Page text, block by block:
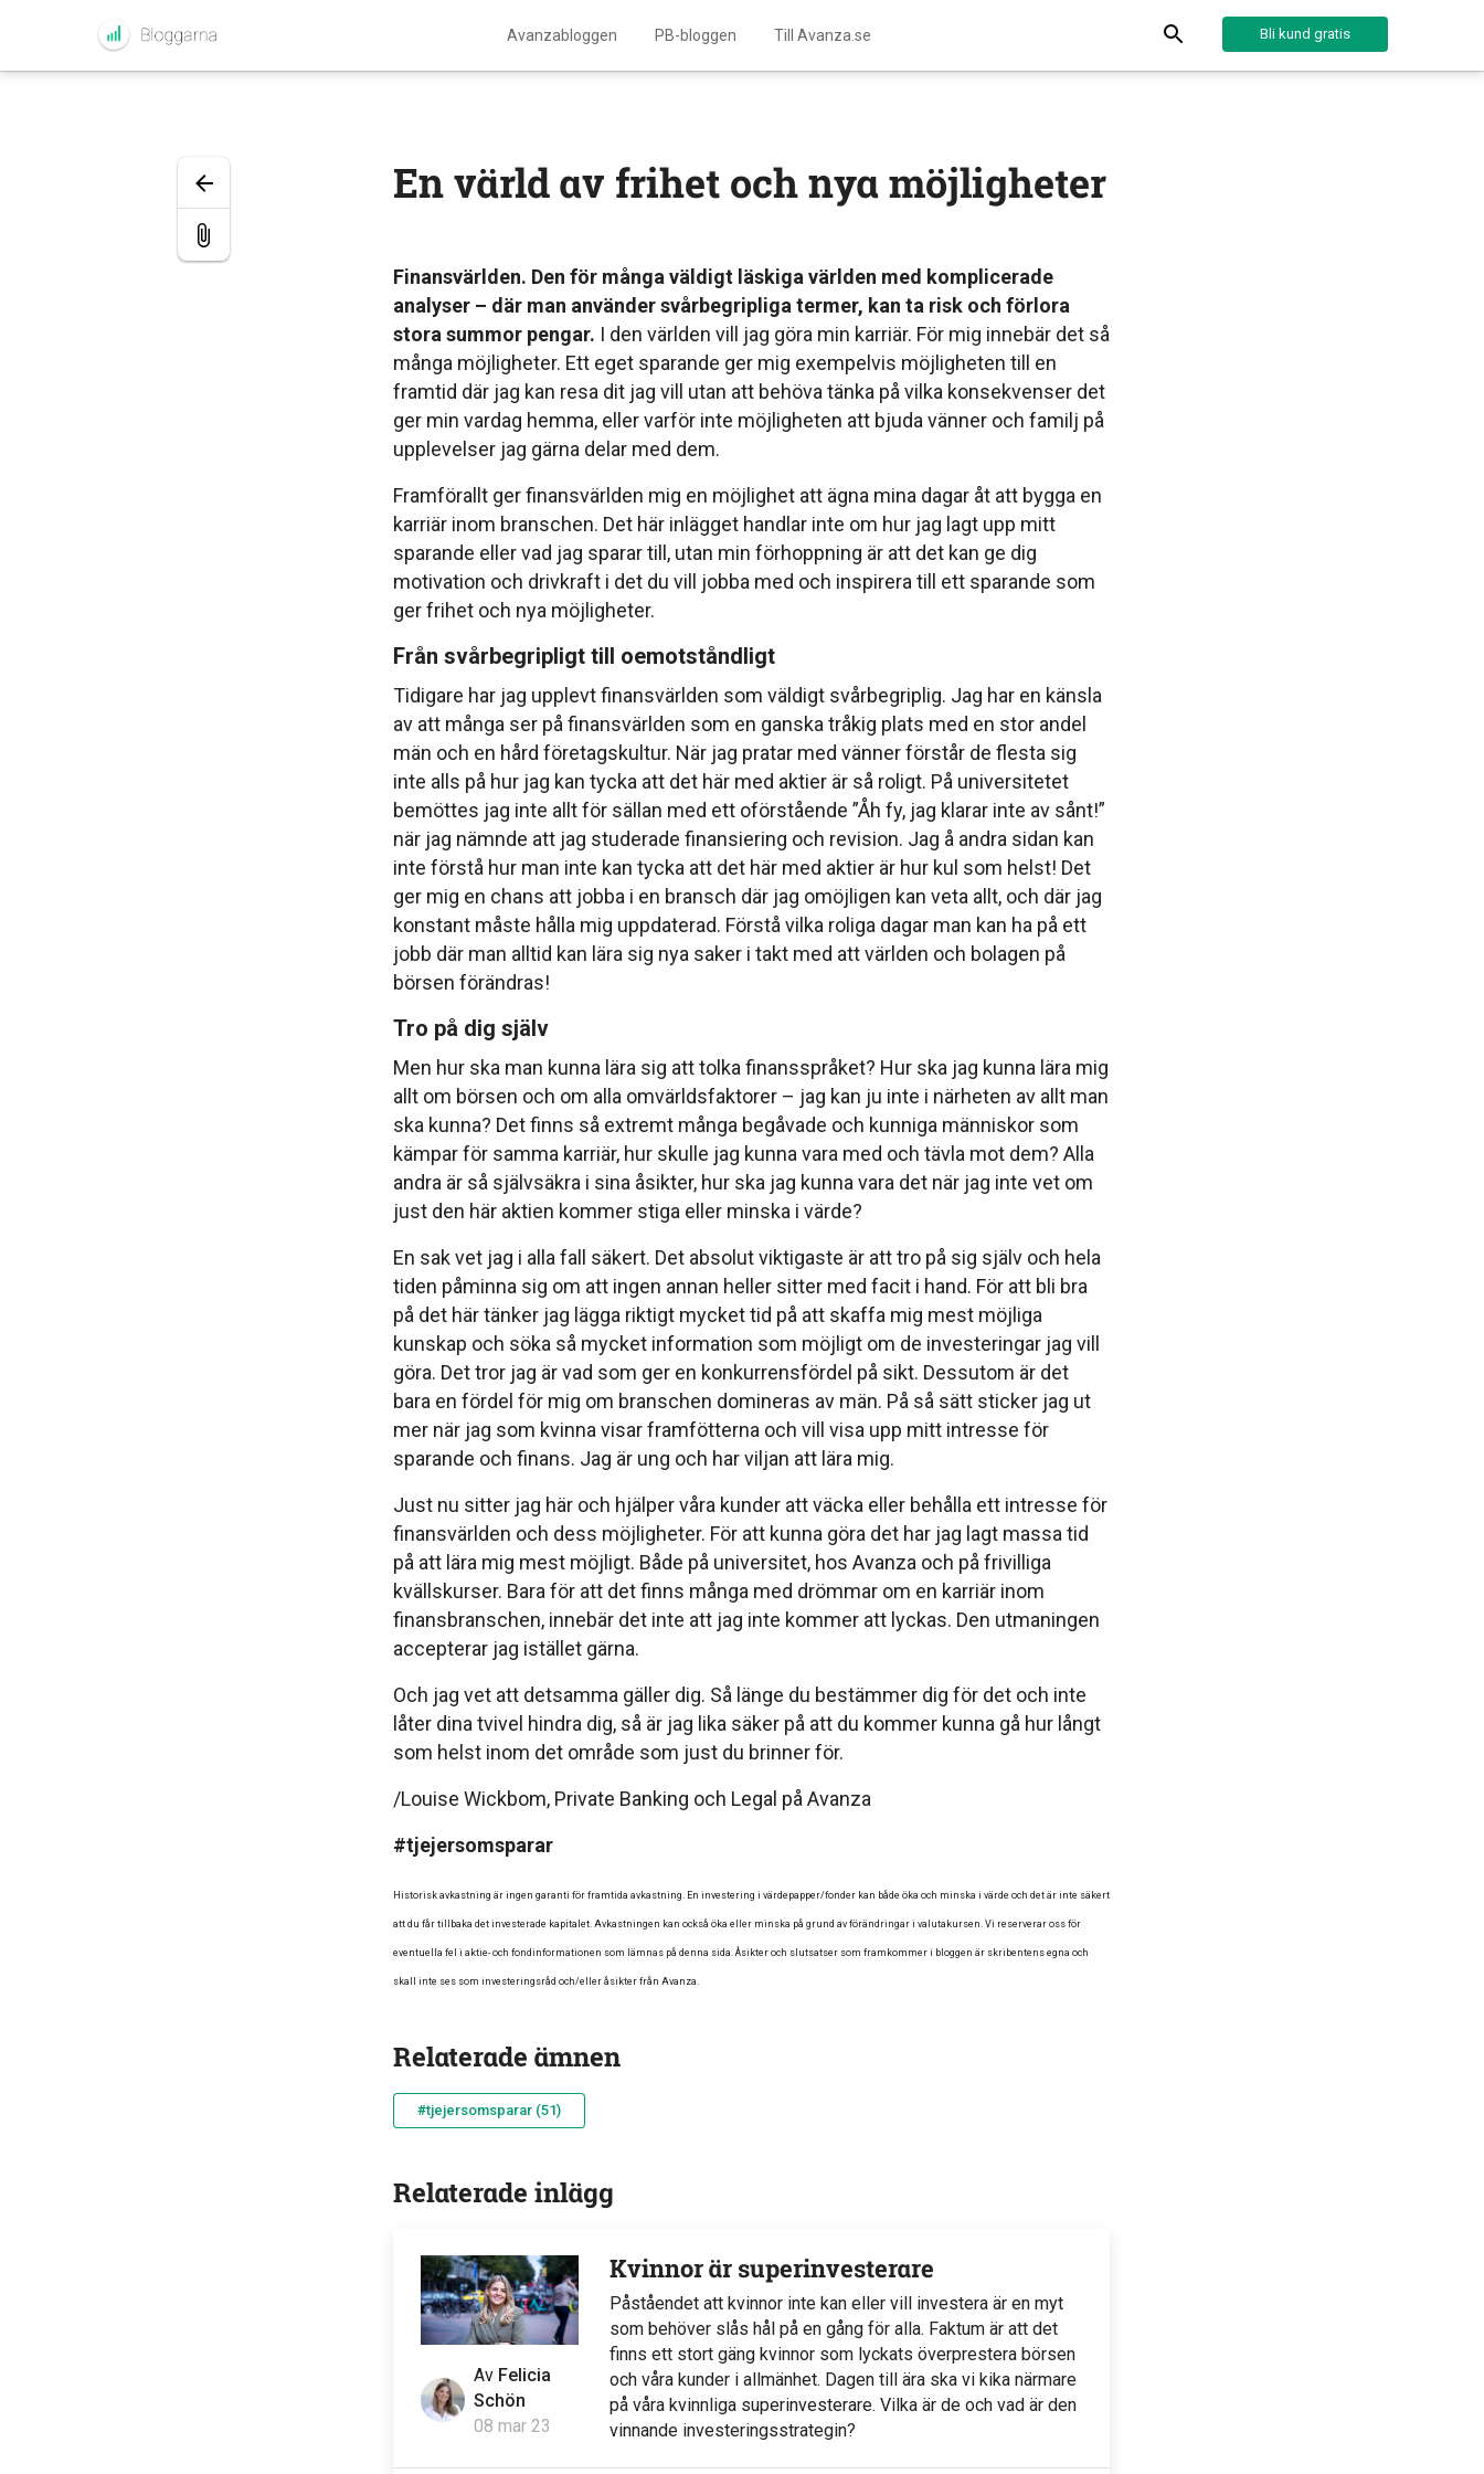
Avanzabloggen PB-bloggen Till Avanza.se Bli kund gratis
En värld av frihet och nya möjligheter
Finansvärlden. Den för många väldigt läskiga världen med komplicerade
analyser – där man använder svårbegripliga termer, kan ta risk och förlora
stora summor pengar. I den världen vill jag göra min karriär. För mig innebär det så
många möjligheter. Ett eget sparande ger mig exempelvis möjligheten till en
framtid där jag kan resa dit jag vill utan att behöva tänka på vilka konsekvenser det
ger min vardag hemma, eller varför inte möjligheten att bjuda vänner och familj på
upplevelser jag gärna delar med dem.
Framförallt ger finansvärlden mig en möjlighet att ägna mina dagar åt att bygga en
karriär inom branschen. Det här inlägget handlar inte om hur jag lagt upp mitt
sparande eller vad jag sparar till, utan min förhoppning är att det kan ge dig
motivation och drivkraft i det du vill jobba med och inspirera till ett sparande som
ger frihet och nya möjligheter.
Från svårbegripligt till oemotståndligt
Tidigare har jag upplevt finansvärlden som väldigt svårbegriplig. Jag har en känsla
av att många ser på finansvärlden som en ganska tråkig plats med en stor andel
män och en hård företagskultur. När jag pratar med vänner förstår de flesta sig
inte alls på hur jag kan tycka att det här med aktier är så roligt. På universitetet
bemöttes jag inte allt för sällan med ett oförstående ”Åh fy, jag klarar inte av sånt!”
när jag nämnde att jag studerade finansiering och revision. Jag å andra sidan kan
inte förstå hur man inte kan tycka att det här med aktier är hur kul som helst! Det
ger mig en chans att jobba i en bransch där jag omöjligen kan veta allt, och där jag
konstant måste hålla mig uppdaterad. Förstå vilka roliga dagar man kan ha på ett
jobb där man alltid kan lära sig nya saker i takt med att världen och bolagen på
börsen förändras!
Tro på dig själv
Men hur ska man kunna lära sig att tolka finansspråket? Hur ska jag kunna lära mig
allt om börsen och om alla omvärldsfaktorer – jag kan ju inte i närheten av allt man
ska kunna? Det finns så extremt många begåvade och kunniga människor som
kämpar för samma karriär, hur skulle jag kunna vara med och tävla mot dem? Alla
andra är så självsäkra i sina åsikter, hur ska jag kunna vara det när jag inte vet om
just den här aktien kommer stiga eller minska i värde?
En sak vet jag i alla fall säkert. Det absolut viktigaste är att tro på sig själv och hela
tiden påminna sig om att ingen annan heller sitter med facit i hand. För att bli bra
på det här tänker jag lägga riktigt mycket tid på att skaffa mig mest möjliga
kunskap och söka så mycket information som möjligt om de investeringar jag vill
göra. Det tror jag är vad som ger en konkurrensfördel på sikt. Dessutom är det
bara en fördel för mig om branschen domineras av män. På så sätt sticker jag ut
mer när jag som kvinna visar framfötterna och vill visa upp mitt intresse för
sparande och finans. Jag är ung och har viljan att lära mig.
Just nu sitter jag här och hjälper våra kunder att väcka eller behålla ett intresse för
finansvärlden och dess möjligheter. För att kunna göra det har jag lagt massa tid
på att lära mig mest möjligt. Både på universitet, hos Avanza och på frivilliga
kvällskurser. Bara för att det finns många med drömmar om en karriär inom
finansbranschen, innebär det inte att jag inte kommer att lyckas. Den utmaningen
accepterar jag istället gärna.
Och jag vet att detsamma gäller dig. Så länge du bestämmer dig för det och inte
låter dina tvivel hindra dig, så är jag lika säker på att du kommer kunna gå hur långt
som helst inom det område som just du brinner för.
/Louise Wickbom, Private Banking och Legal på Avanza
#tjejersomsparar
Historisk avkastning är ingen garanti för framtida avkastning. En investering i värdepapper/fonder kan både öka och minska i värde och det är inte säkert
att du får tillbaka det investerade kapitalet. Avkastningen kan också öka eller minska på grund av förändringar i valutakursen. Vi reserverar oss för
eventuella fel i aktie- och fondinformationen som lämnas på denna sida. Åsikter och slutsatser som framkommer i bloggen är skribentens egna och
skall inte ses som investeringsråd och/eller åsikter från Avanza.
Relaterade ämnen
#tjejersomsparar (51)
Relaterade inlägg
Av Felicia
Schön
08 mar 23
Kvinnor är superinvesterare
Påståendet att kvinnor inte kan eller vill investera är en myt
som behöver slås hål på en gång för alla. Faktum är att det
finns ett stort gäng kvinnor som lyckats överprestera börsen
och våra kunder i allmänhet. Dagen till ära ska vi kika närmare
på våra kvinnliga superinvesterare. Vilka är de och vad är den
vinnande investeringsstrategin?